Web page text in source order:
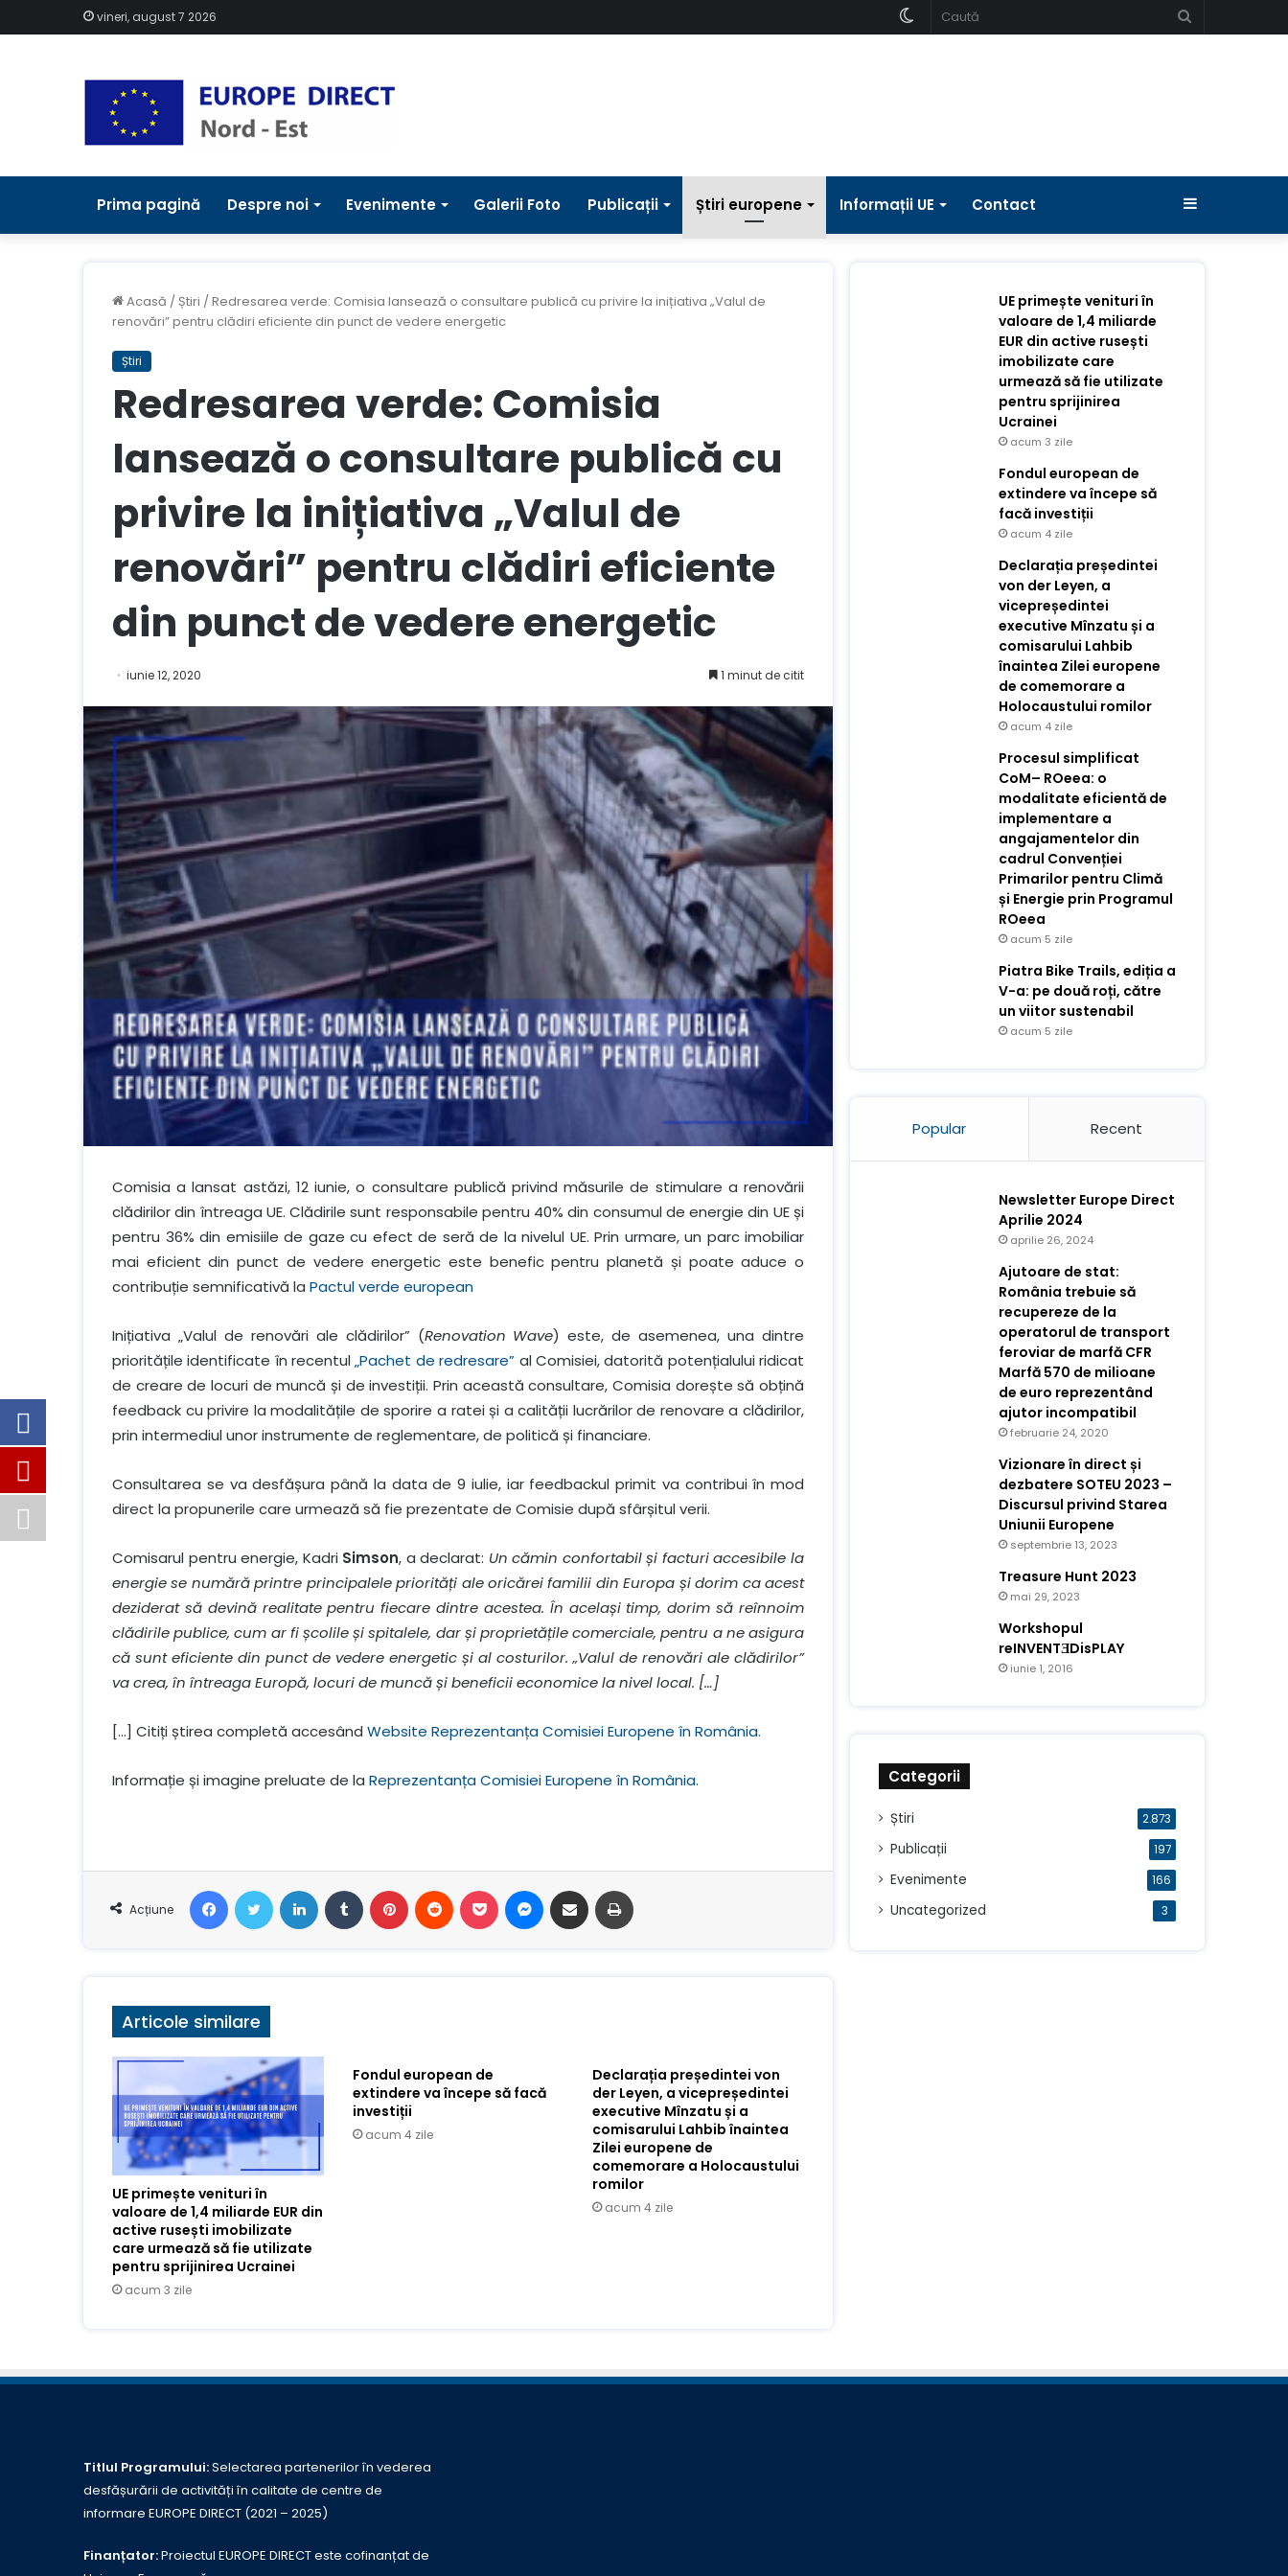
vineri, august 7 2026
Schimbați
Prima pagină Despre noi Evenimente Galerii Foto Publicații Știri europene Informații UE Contact Bara
Acasă / Știri /Redresarea verde: Comisia lansează o consultare publică cu privire la inițiativa „Valul de
renovări” pentru clădiri eficiente din punct de vedere energetic
Știri
Redresarea verde: Comisia
lansează o consultare publică cu
privire la inițiativa „Valul de
renovări” pentru clădiri eficiente
din punct de vedere energetic
iunie 12, 2020 1 minut de citit
Comisia a lansat astăzi, 12 iunie, o consultare publică privind măsurile de stimulare a renovării
clădirilor din întreaga UE. Clădirile sunt responsabile pentru 40% din consumul de energie din UE și
pentru 36% din emisiile de gaze cu efect de seră de la nivelul UE. Prin urmare, un parc imobiliar
mai eficient din punct de vedere energetic este benefic pentru planetă și poate aduce o
contribuție semnificativă la Pactul verde european
Inițiativa „Valul de renovări ale clădirilor” (Renovation Wave) este, de asemenea, una dintre
prioritățile identificate în recentul„Pachet de redresare” al Comisiei, datorită potențialului ridicat
de creare de locuri de muncă și de investiții. Prin această consultare, Comisia dorește să obțină
feedback cu privire la modalitățile de sporire a ratei și a calității lucrărilor de renovare a clădirilor,
prin intermediul unor instrumente de reglementare, de politică și financiare.
Consultarea se va desfășura până la data de 9 iulie, iar feedbackul primit va contribui în mod
direct la propunerile care urmează să fie prezentate de Comisie după sfârșitul verii.
Comisarul pentru energie, Kadri Simson, a declarat: Un cămin confortabil și facturi accesibile la
energie se numără printre principalele priorități ale oricărei familii din Europa și dorim ca acest
deziderat să devină realitate pentru fiecare dintre acestea. În același timp, dorim să reînnoim
clădirile publice, cum ar fi școlile și spitalele, dar și proprietățile comerciale, pentru a ne asigura
că sunt eficiente din punct de vedere energetic și al costurilor. „Valul de renovări ale clădirilor”
va crea, în întreaga Europă, locuri de muncă și beneficii economice la nivel local. […]
[…] Citiți știrea completă accesând Website Reprezentanța Comisiei Europene în România.
Informație și imagine preluate de la Reprezentanța Comisiei Europene în România.
Acțiune
FacebookStare de nervozitateLinkedIn Tumblr Pinterest Reddit Buzunar Mesager Distribuie prin e-mail
Articole similare
UE primește venituri în
valoare de 1,4 miliarde EUR din
active rusești imobilizate
care urmează să fie utilizate
pentru sprijinirea Ucrainei
acum 3 zile
Fondul european de
extindere va începe să facă
investiții
acum 4 zile
Declarația președintei von
der Leyen, a vicepreședintei
executive Mînzatu și a
comisarului Lahbib înaintea
Zilei europene de
comemorare a Holocaustului
romilor
acum 4 zile
UE primește venituri în
valoare de 1,4 miliarde
EUR din active rusești
imobilizate care
urmează să fie utilizate
pentru sprijinirea
Ucrainei
acum 3 zile
Fondul european de
extindere va începe să
facă investiții
acum 4 zile
Declarația președintei
von der Leyen, a
vicepreședintei
executive Mînzatu și a
comisarului Lahbib
înaintea Zilei europene
de comemorare a
Holocaustului romilor
acum 4 zile
Procesul simplificat
CoM– ROeea: o
modalitate eficientă de
implementare a
angajamentelor din
cadrul Convenției
Primarilor pentru Climă
și Energie prin Programul
ROeea
acum 5 zile
Piatra Bike Trails, ediția a
V-a: pe două roți, către
un viitor sustenabil
acum 5 zile
Popular Recent
Newsletter Europe Direct
Aprilie 2024
aprilie 26, 2024
Ajutoare de stat:
România trebuie să
recupereze de la
operatorul de transport
feroviar de marfă CFR
Marfă 570 de milioane
de euro reprezentând
ajutor incompatibil
februarie 24, 2020
Vizionare în direct și
dezbatere SOTEU 2023 –
Discursul privind Starea
Uniunii Europene
septembrie 13, 2023
Treasure Hunt 2023
mai 29, 2023
Workshopul
reINVENTƎDisPLAY
iunie 1, 2016
Categorii
Știri 2.873
Publicații 197
Evenimente 166
Uncategorized 3
Titlul Programului:Selectarea partenerilor în vederea
desfășurării de activități în calitate de centre de
informare EUROPE DIRECT (2021 – 2025)
Finanțator:Proiectul EUROPE DIRECT este cofinanțat de